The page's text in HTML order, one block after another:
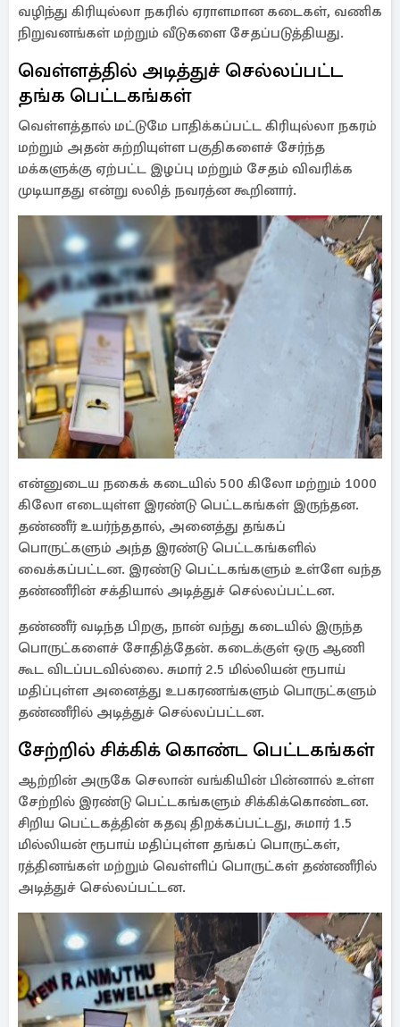
வழிந்து கிரியுல்லா நகரில் ஏராளமான கடைகள், வணிக
நிறுவனங்கள் மற்றும் வீடுகளை சேதப்படுத்தியது.
வெள்ளத்தில் அடித்துச் செல்லப்பட்ட
தங்க பெட்டகங்கள்
வெள்ளத்தால் மட்டுமே பாதிக்கப்பட்ட கிரியுல்லா நகரம்
மற்றும் அதன் சுற்றியுள்ள பகுதிகளைச் சேர்ந்த
மக்களுக்கு ஏற்பட்ட இழப்பு மற்றும் சேதம் விவரிக்க
முடியாதது என்று லலித் நவரத்ன கூறினார்.
என்னுடைய நகைக் கடையில் 500 கிலோ மற்றும் 1000
கிலோ எடையுள்ள இரண்டு பெட்டகங்கள் இருந்தன.
தண்ணீர் உயர்ந்ததால், அனைத்து தங்கப்
பொருட்களும் அந்த இரண்டு பெட்டகங்களில்
வைக்கப்பட்டன. இரண்டு பெட்டகங்களும் உள்ளே வந்த
தண்ணீரின் சக்தியால் அடித்துச் செல்லப்பட்டன.
தண்ணீர் வடிந்த பிறகு, நான் வந்து கடையில் இருந்த
பொருட்களைச் சோதித்தேன். கடைக்குள் ஒரு ஆணி
கூட விடப்படவில்லை. சுமார் 2.5 மில்லியன் ரூபாய்
மதிப்புள்ள அனைத்து உபகரணங்களும் பொருட்களும்
தண்ணீரில் அடித்துச் செல்லப்பட்டன.
சேற்றில் சிக்கிக் கொண்ட பெட்டகங்கள்
ஆற்றின் அருகே செலான் வங்கியின் பின்னால் உள்ள
சேற்றில் இரண்டு பெட்டகங்களும் சிக்கிக்கொண்டன.
சிறிய பெட்டகத்தின் கதவு திறக்கப்பட்டது, சுமார் 1.5
மில்லியன் ரூபாய் மதிப்புள்ள தங்கப் பொருட்கள்,
ரத்தினங்கள் மற்றும் வெள்ளிப் பொருட்கள் தண்ணீரில்
அடித்துச் செல்லப்பட்டன.